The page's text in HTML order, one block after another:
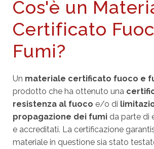
Cos'è un
Certificato
Fumi?
Un materiale certificato fuoco e
prodotto che ha ottenuto una
resistenza al fuoco e/o di
propagazione dei fumi da parte di
e accreditati. La certificazione
materiale in questione sia stato